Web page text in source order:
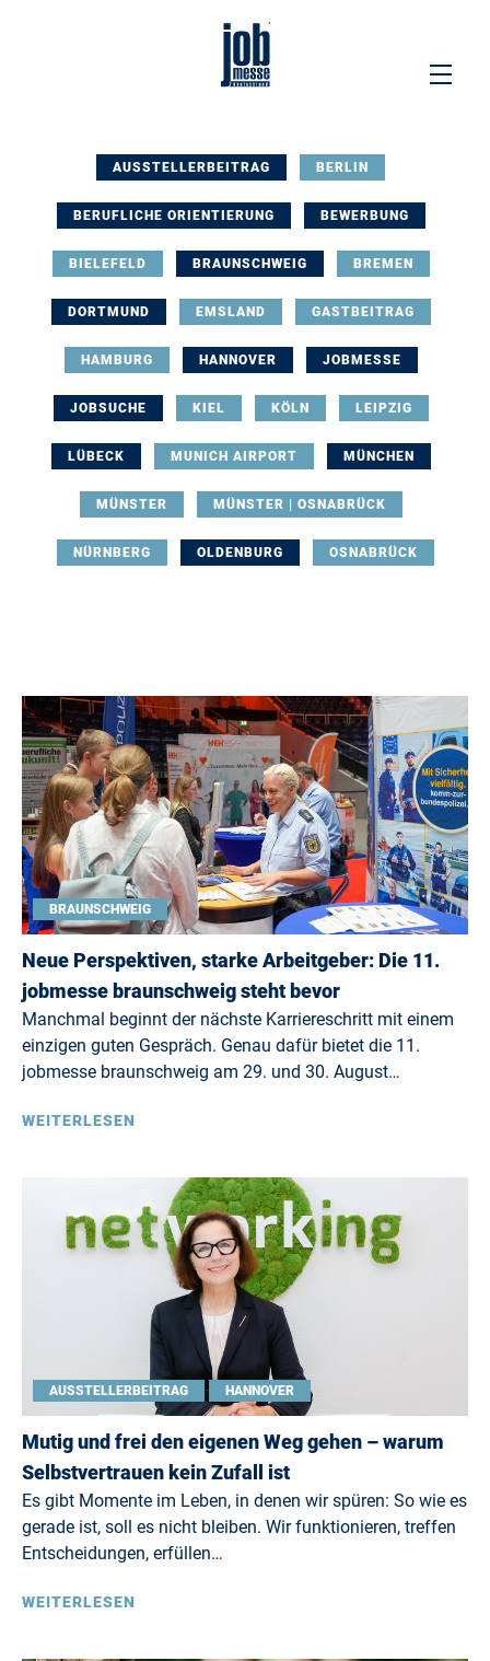
AUSSTELLERBEITRAG BERLIN
BERUFLICHE ORIENTIERUNG BEWERBUNG
BIELEFELD BRAUNSCHWEIG BREMEN
DORTMUND EMSLAND GASTBEITRAG
HAMBURG HANNOVER JOBMESSE
JOBSUCHE KIEL KÖLN LEIPZIG
LÜBECK MUNICH AIRPORT MÜNCHEN
MÜNSTER MÜNSTER | OSNABRÜCK
NÜRNBERG OLDENBURG OSNABRÜCK
BRAUNSCHWEIG
Neue Perspektiven, starke Arbeitgeber: Die 11.
jobmesse braunschweig steht bevor
Manchmal beginnt der nächste Karriereschritt mit einem
einzigen guten Gespräch. Genau dafür bietet die 11.
jobmesse braunschweig am 29. und 30. August…
WEITERLESEN
AUSSTELLERBEITRAG HANNOVER
Mutig und frei den eigenen Weg gehen – warum
Selbstvertrauen kein Zufall ist
Es gibt Momente im Leben, in denen wir spüren: So wie es
gerade ist, soll es nicht bleiben. Wir funktionieren, treffen
Entscheidungen, erfüllen…
WEITERLESEN